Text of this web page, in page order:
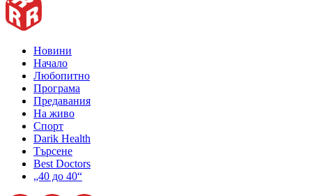
Новини
Начало
Любопитно
Програма
Предавания
На живо
Спорт
Darik Health
Търсене
Best Doctors
„40 до 40“